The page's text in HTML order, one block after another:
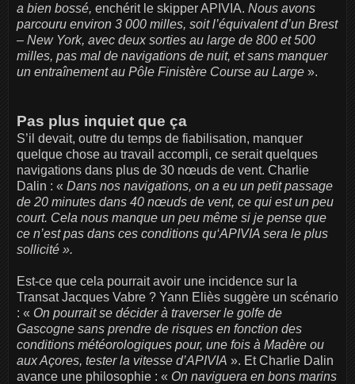
a bien bossé, enchérit le skipper APIVIA. Nous avons
parcouru environ 3 000 milles, soit l’équivalent d’un Brest
– New York, avec deux sorties au large de 800 et 500
milles, pas mal de navigations de nuit, et sans manquer
un entraînement au Pôle Finistère Course au Large ».
Pas plus inquiet que ça
S’il devait, outre du temps de fiabilisation, manquer
quelque chose au travail accompli, ce serait quelques
navigations dans plus de 30 nœuds de vent. Charlie
Dalin : « Dans nos navigations, on a eu un petit passage
de 20 minutes dans 40 nœuds de vent, ce qui est un peu
court. Cela nous manque un peu même si je pense que
ce n’est pas dans ces conditions qu‘APIVIA sera le plus
sollicité ».
Est-ce que cela pourrait avoir une incidence sur la
Transat Jacques Vabre ? Yann Eliès suggère un scénario
: « On pourrait se décider à traverser le golfe de
Gascogne sans prendre de risques en fonction des
conditions météorologiques pour, une fois à Madère ou
aux Açores, tester la vitesse d’APIVIA ». Et Charlie Dalin
avance une philosophie : « On naviguera en bons marins